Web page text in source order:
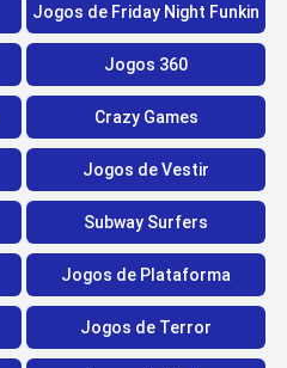
Jogos de Friday Night Funkin
Jogos 360
Crazy Games
Jogos de Vestir
Subway Surfers
Jogos de Plataforma
Jogos de Terror